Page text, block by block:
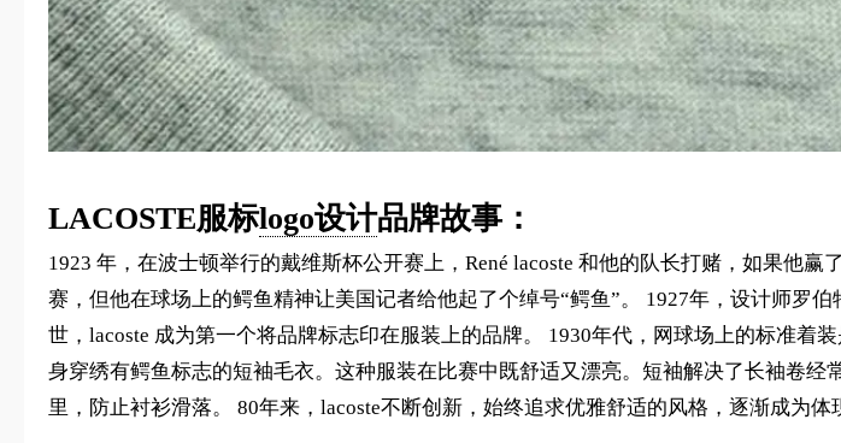
LACOSTE服标logo设计品牌故事：
1923 年，在波士顿举行的戴维斯杯公开赛上，René lacoste 和他的队长打赌，如果他
赛，但他在球场上的鳄鱼精神让美国记者给他起了个绰号“鳄鱼”。 1927年，设计师罗
世，lacoste 成为第一个将品牌标志印在服装上的品牌。 1930年代，网球场上的标准着
身穿绣有鳄鱼标志的短袖毛衣。这种服装在比赛中既舒适又漂亮。短袖解决了长袖卷
里，防止衬衫滑落。 80年来，lacoste不断创新，始终追求优雅舒适的风格，逐渐成为体